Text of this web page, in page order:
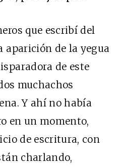
que escribí del
aparición de la yegua
de este
muchachos
Y ahí no había
en un momento,
de escritura, con
charlando,